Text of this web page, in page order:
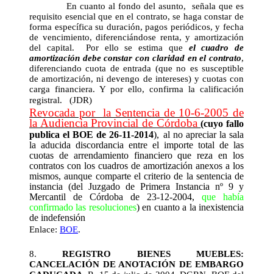
En cuanto al fondo del asunto, señala que es
requisito esencial que en el contrato, se haga constar de
forma específica su duración, pagos periódicos, y fecha
de vencimiento, diferenciándose renta, y amortización
del capital. Por ello se estima que el cuadro de
amortización debe constar con claridad en el contrato,
diferenciando cuota de entrada (que no es susceptible
de amortización, ni devengo de intereses) y cuotas con
carga financiera. Y por ello, confirma la calificación
registral.
(JDR)
Revocada por la Sentencia de 10-6-2005 de
la Audiencia Provincial de Córdoba(cuyo fallo
publica el BOE de 26-11-2014), al no apreciar la sala
la aducida discordancia entre el importe total de las
cuotas de arrendamiento financiero que reza en los
contratos con los cuadros de amortización anexos a los
mismos,aunque comparte el criterio de la sentencia de
instancia (del Juzgado de Primera Instancia nº 9 y
Mercantil de Córdoba de 23-12-2004, que había
confirmado las resoluciones)en cuanto a la inexistencia
de indefensión
Enlace: BOE.
8.REGISTRO BIENES MUEBLES:
CANCELACIÓN DE ANOTACIÓN DE EMBARGO